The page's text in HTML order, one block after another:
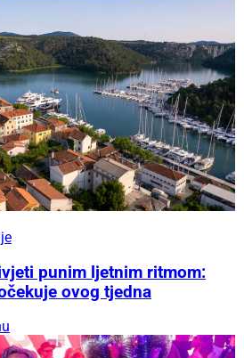
punim ljetnim ritmom:
ovog tjedna